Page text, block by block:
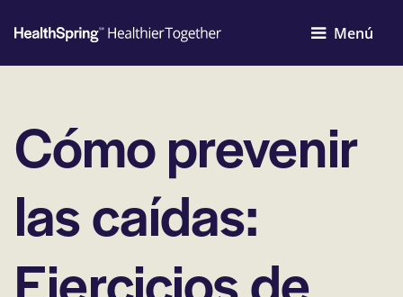
Menú
Cómo prevenir
las caídas: